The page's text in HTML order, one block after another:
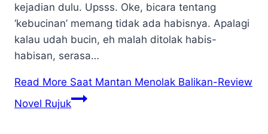
kejadian dulu. Upsss. Oke, bicara tentang
‘kebucinan’ memang tidak ada habisnya. Apalagi
kalau udah bucin, eh malah ditolak habis-
habisan, serasa…
Read More Saat Mantan Menolak Balikan-Review
Novel Rujuk